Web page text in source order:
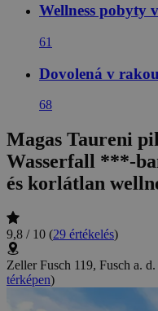
Wellness pobyty
61
Dovolená v
68
Magas Taureni
Wasserfall ***-
és korlátlan
9,8 / 10 (29 értékelés)
Zeller Fusch 119, Fusch a.
térképen)